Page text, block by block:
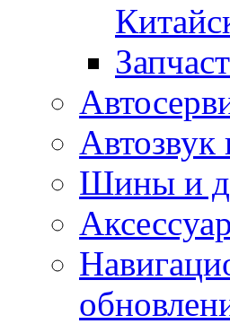
Автозвук
Шины и